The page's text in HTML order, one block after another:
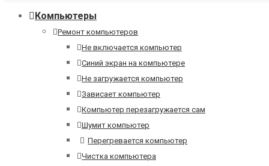
Компьютеры
Ремонт компьютеров
Не включается компьютер
Синий экран на компьютере
Не загружается компьютер
Зависает компьютер
Компьютер перезагружается сам
Шумит компьютер
Перегревается компьютер
Чистка компьютера